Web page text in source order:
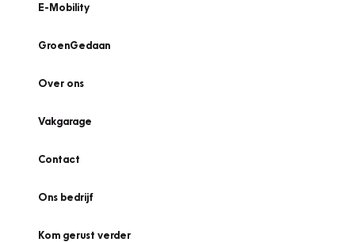
E-Mobility
GroenGedaan
Over ons
Vakgarage
Contact
Ons bedrijf
Kom gerust verder